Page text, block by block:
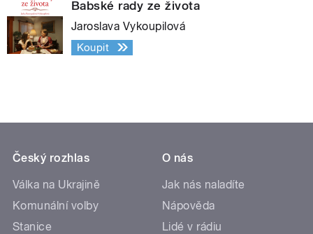
Babské rady ze života
Jaroslava Vykoupilová
Koupit
Český rozhlas
Válka na Ukrajině
Komunální volby
Stanice
O nás
Jak nás naladíte
Nápověda
Lidé v rádiu